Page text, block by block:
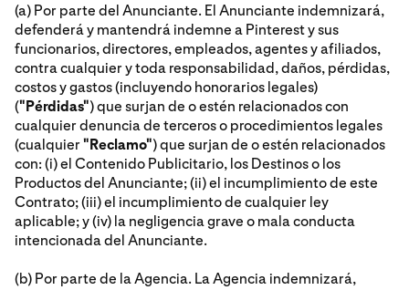
(a) Por parte del Anunciante. El Anunciante indemnizará,
defenderá y mantendrá indemne a Pinterest y sus
funcionarios, directores, empleados, agentes y afiliados,
contra cualquier y toda responsabilidad, daños, pérdidas,
costos y gastos (incluyendo honorarios legales)
("Pérdidas") que surjan de o estén relacionados con
cualquier denuncia de terceros o procedimientos legales
(cualquier"Reclamo") que surjan de o estén relacionados
con: (i) el Contenido Publicitario, los Destinos o los
Productos del Anunciante; (ii) el incumplimiento de este
Contrato; (iii) el incumplimiento de cualquier ley
aplicable; y (iv) la negligencia grave o mala conducta
intencionada del Anunciante.
(b) Por parte de la Agencia. La Agencia indemnizará,